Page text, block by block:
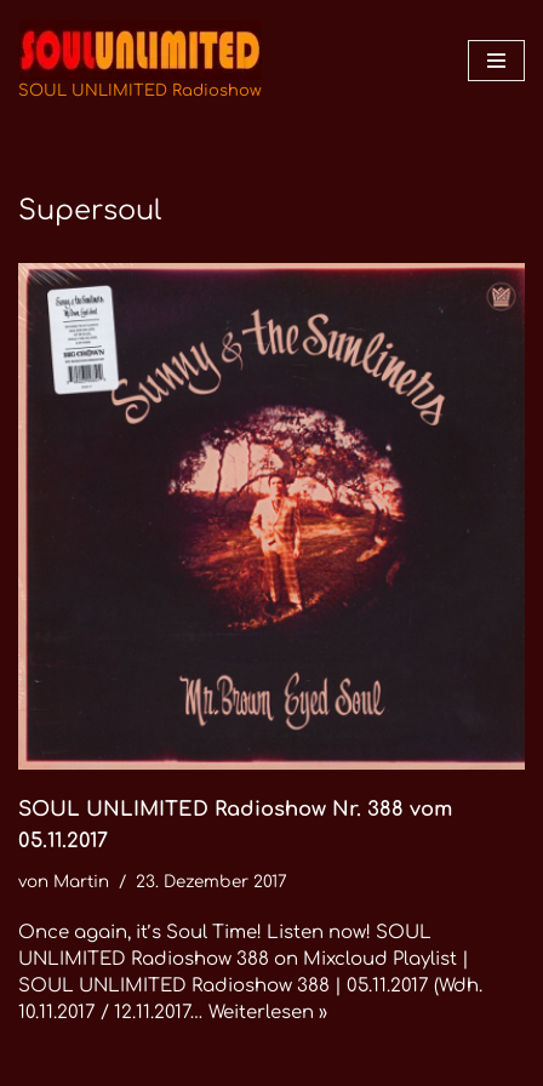
Zum
Inhalt
SOUL UNLIMITED Radioshow
Supersoul
SOUL UNLIMITED Radioshow Nr. 388 vom
05.11.2017
von Martin 23. Dezember 2017
Once again, it’s Soul Time! Listen now! SOUL
UNLIMITED Radioshow 388 on Mixcloud Playlist |
SOUL UNLIMITED Radioshow 388 | 05.11.2017 (Wdh.
10.11.2017 / 12.11.2017… Weiterlesen »